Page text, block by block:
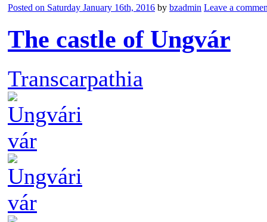
Posted on Saturday January 16th, 2016 by bzadmin Leave a
The castle of Ungvár
Transcarpathia